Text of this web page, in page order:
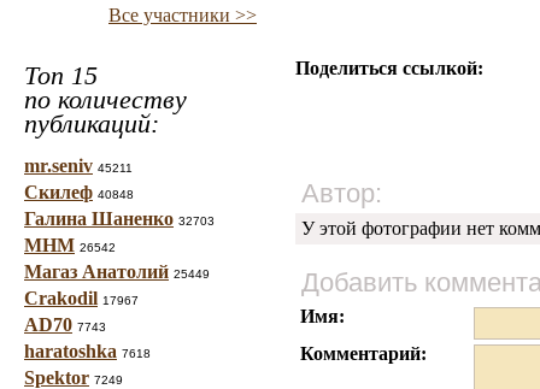
Все участники >>
Топ 15
по количеству
публикаций:
mr.seniv 45211
Скилеф 40848
Галина Шаненко 32703
МНМ 26542
Магаз Анатолий 25449
Crakodil 17967
AD70 7743
haratoshka 7618
Spektor 7249
Поделиться ссылкой:
Автор:
У этой фотографии нет
Добавить
Имя:
Комментарий: